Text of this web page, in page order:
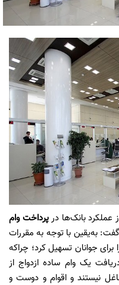
عملکرد بانک‌ها درپرداخت وام
به‌یقین با توجه به مقررات
برای جوانان تسهیل کرد؛ چراکه
یک وام ساده ازدواج از
نیستند و اقوام و دوست و